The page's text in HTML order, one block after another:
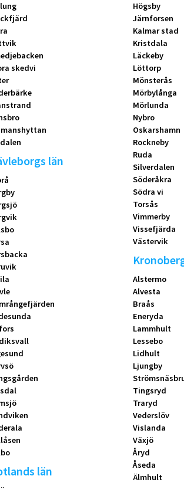
skedvi
län
län
Högsby
Järnforsen
Kalmar stad
Kristdala
Läckeby
Löttorp
Mönsterås
Mörbylånga
Mörlunda
Nybro
Oskarshamn
Rockneby
Ruda
Silverdalen
Söderåkra
Södra vi
Torsås
Vimmerby
Vissefjärda
Västervik
Alstermo
Alvesta
Braås
Eneryda
Lammhult
Lessebo
Lidhult
Ljungby
Tingsryd
Traryd
Vederslöv
Vislanda
Växjö
Åryd
Åseda
Älmhult